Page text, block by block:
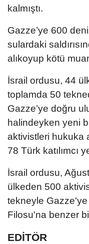
kalmıştı.
Gazze’ye 600
sulardaki
alıkoyup kötü
İsrail ordusu, 44
toplamda 50
Gazze’ye doğru
halindeyken yeni
aktivistleri hukuka
78 Türk katılımcı
İsrail ordusu,
ülkeden 500
tekneyle
Filosu'na benzer
EDİTÖR